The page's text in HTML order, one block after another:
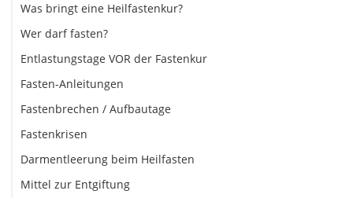
Was bringt eine Heilfastenkur?
Wer darf fasten?
Entlastungstage VOR der Fastenkur
Fasten-Anleitungen
Fastenbrechen / Aufbautage
Fastenkrisen
Darmentleerung beim Heilfasten
Mittel zur Entgiftung